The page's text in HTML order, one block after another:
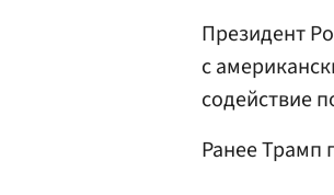
Президент
с
содействие
Ранее Трамп